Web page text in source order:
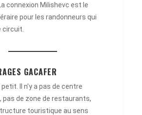
connexion Milishevc est le
pour les randonneurs qui
circuit.
GACAFER
Il n'y a pas de centre
pas de zone de restaurants,
touristique au sens